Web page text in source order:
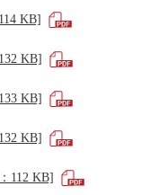
KB]
KB]
KB]
KB]
112 KB]